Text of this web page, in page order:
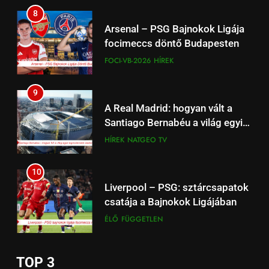
8
Arsenal – PSG Bajnokok Ligája
focimeccs döntő Budapesten
FOCI-VB-2026 HÍREK
9
A Real Madrid: hogyan vált a
Santiago Bernabéu a világ egyik
legmodernebb arénájává?
HÍREK NATGEO TV
10
Liverpool – PSG: sztárcsapatok
csatája a Bajnokok Ligájában
ÉLŐ FÜGGETLEN
TOP 3
17
Work‑life integration: a munka
és a magánélet új egyensúlya a
fiataloknál
18
Családpolitikai nagyágyú:
Tényleg Európa legnagyobb
adókedvezménye jött most el?
1
Kedves John! 2010 Film –
Érmékbe zárt szeretet: A
numizmatika mint sorsfordító
2